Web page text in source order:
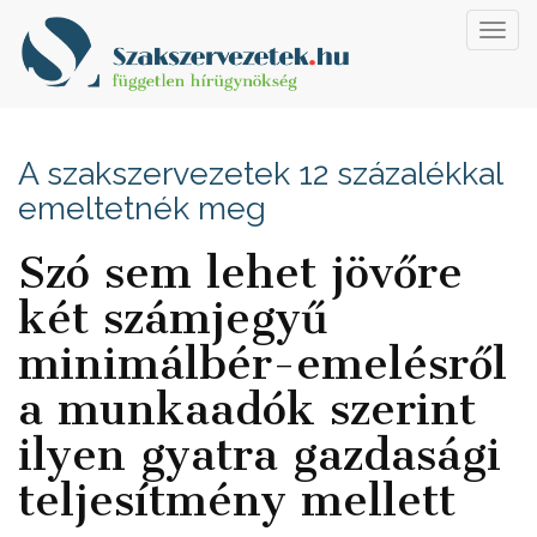
A szakszervezetek 12 százalékkal
emeltetnék meg
Szó sem lehet jövőre
két számjegyű
minimálbér-emelésről
a munkaadók szerint
ilyen gyatra gazdasági
teljesítmény mellett